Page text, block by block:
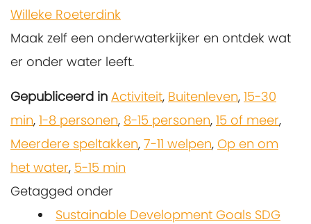
Willeke Roeterdink
Maak zelf een onderwaterkijker en ontdek wat
er onder water leeft.
Gepubliceerd in Activiteit, Buitenleven, 15-30
min, 1-8 personen, 8-15 personen, 15 of meer,
Meerdere speltakken, 7-11 welpen, Op en om
het water, 5-15 min
Getagged onder
Sustainable Development Goals SDG